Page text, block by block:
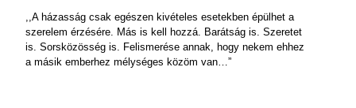
,,A házasság csak egészen kivételes esetekben épülhet a
szerelem érzésére. Más is kell hozzá. Barátság is. Szeretet
is. Sorsközösség is. Felismerése annak, hogy nekem ehhez
a másik emberhez mélységes közöm van…”